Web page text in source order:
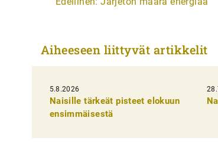
i
k
e
Aiheeseen liittyvät artikkelit
5.8.2026
Naisille tärkeät pisteet elokuun
ensimmäisestä